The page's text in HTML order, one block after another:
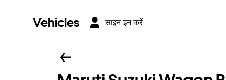
Vehicles साइन इन करें